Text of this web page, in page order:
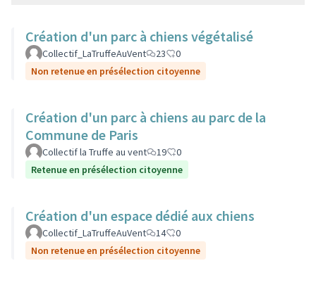
Création d'un parc à chiens végétalisé
Collectif_LaTruffeAuVent 23
0
Non retenue en présélection citoyenne
Création d'un parc à chiens au parc de la
Commune de Paris
Collectif la Truffe au vent 19
0
Retenue en présélection citoyenne
Création d'un espace dédié aux chiens
Collectif_LaTruffeAuVent 14
0
Non retenue en présélection citoyenne